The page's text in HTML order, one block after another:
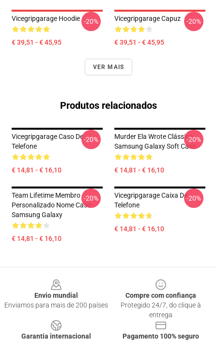
Vicegripgarage Hoodie
€ 39,51 - € 45,95
-20% Vicegripgarage Capuz
€ 39,51 - € 45,95
-20%
VER MAIS
Produtos relacionados
Vicegripgarage Caso De
Telefone
€ 14,81 - € 16,10
-20%
Murder Ela Wrote Clássico
Samsung Galaxy Soft Case
€ 14,81 - € 16,10
-20%
Team Lifetime Membro
Personalizado Nome Caso
Samsung Galaxy
€ 14,81 - € 16,10
-20%
Vicegripgarage Caixa De
Telefone
€ 14,81 - € 16,10
-20%
Envio mundial
Enviamos para mais de 200 países
Compre com confiança
Protegido 24/7, do clique à
entrega
Garantia internacional
Pagamento 100% seguro